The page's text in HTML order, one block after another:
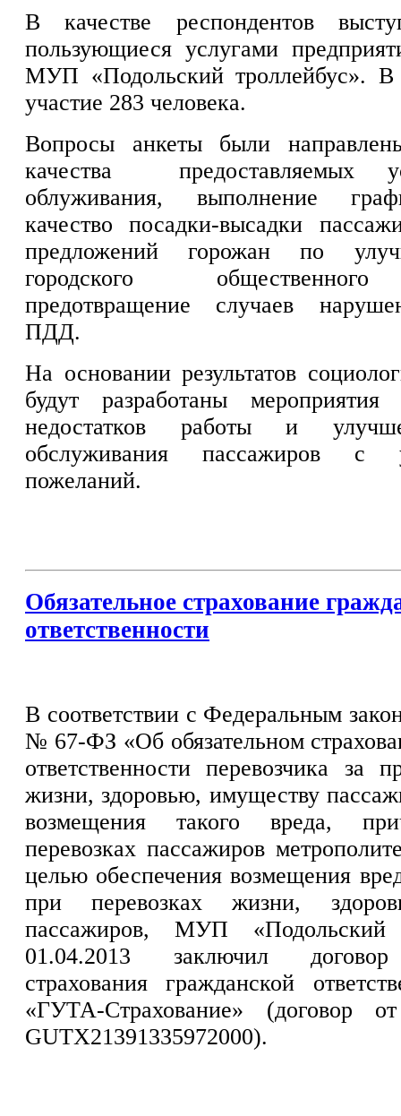
В качестве респондентов
пользующиеся услугами
МУП «Подольский троллейбус». В
участие 283 человека.
Вопросы анкеты были
качества предоставляемых
облуживания, выполнение
качество посадки-высадки
предложений горожан по
городского
предотвращение случаев
ПДД.
На основании результатов
будут разработаны
недостатков работы и
обслуживания пассажиров с
пожеланий.
Обязательное страхование
ответственности
В соответствии с Федеральным
№ 67-ФЗ «Об обязательном
ответственности перевозчика за
жизни, здоровью, имуществу
возмещения такого вреда,
перевозках пассажиров
целью обеспечения возмещения
при перевозках жизни,
пассажиров, МУП «Подольский
01.04.2013 заключил договор
страхования гражданской
«ГУТА-Страхование» (договор
GUTX21391335972000).